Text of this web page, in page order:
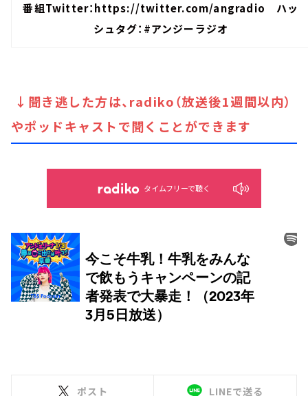
番組Twitter：https://twitter.com/angradio ハッ
シュタグ：#アンジーラジオ
↓聞き逃した方は、radiko（放送後1週間以内）
やポッドキャストで聞くことができます
タイムフリーで聴く
ポスト LINEで送る